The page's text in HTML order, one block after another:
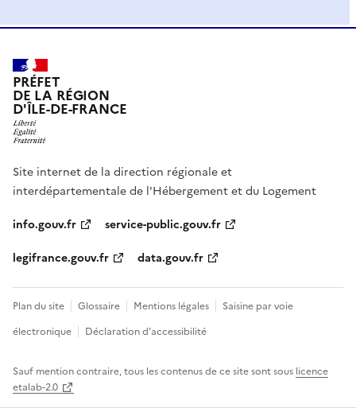
PRÉFET
DE LA RÉGION
D'ÎLE-DE-FRANCE
Site internet de la direction régionale et
interdépartementale de l'Hébergement et du Logement
info.gouv.fr
service-public.gouv.fr
legifrance.gouv.fr
data.gouv.fr
Plan du site Glossaire Mentions légales
Saisine par voie
électronique
Déclaration d’accessibilité
Sauf mention contraire, tous les contenus de ce site sont sous licence
etalab-2.0